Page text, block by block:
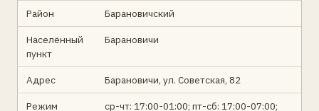
Район Барановичский
Населённый
пункт
Барановичи
Адрес Барановичи, ул. Советская, 82
Режим
ср-чт: 17:00-01:00; пт-сб: 17:00-07:00;